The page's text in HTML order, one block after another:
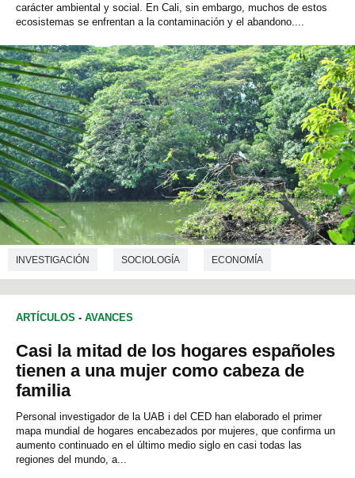
carácter ambiental y social. En Cali, sin embargo, muchos de estos
ecosistemas se enfrentan a la contaminación y el abandono....
INVESTIGACIÓN SOCIOLOGÍA ECONOMÍA
ARTÍCULOS - AVANCES
Casi la mitad de los hogares españoles
tienen a una mujer como cabeza de
familia
Personal investigador de la UAB i del CED han elaborado el primer
mapa mundial de hogares encabezados por mujeres, que confirma un
aumento continuado en el último medio siglo en casi todas las
regiones del mundo, a...